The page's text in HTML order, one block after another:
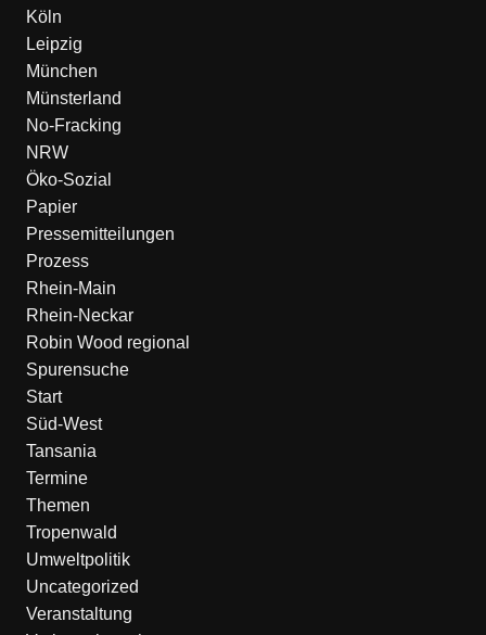
Köln
Leipzig
München
Münsterland
No-Fracking
NRW
Öko-Sozial
Papier
Pressemitteilungen
Prozess
Rhein-Main
Rhein-Neckar
Robin Wood regional
Spurensuche
Start
Süd-West
Tansania
Termine
Themen
Tropenwald
Umweltpolitik
Uncategorized
Veranstaltung